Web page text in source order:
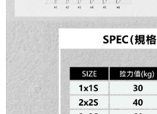
時審查核予不同之上限額度；若仍有額度不
請求用戶進行身份認證。
５．嚴禁一人註冊多個帳號或使用他人資訊
恩沛科技股份有限公司將有權停止該用戶之
每筆NT$200，滿NT$3,000(含以上)免運
國家/地區配送(**下單前請私訊客服確認